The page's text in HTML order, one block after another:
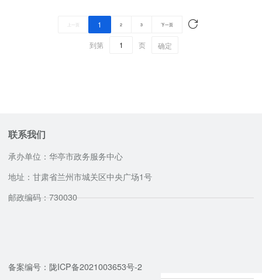
上一页 1 2 3 下一页
到第 页 确定
联系我们
承办单位：华亭市政务服务中心
地址：甘肃省兰州市城关区中央广场1号
邮政编码：730030
备案编号：陇ICP备2021003653号-2